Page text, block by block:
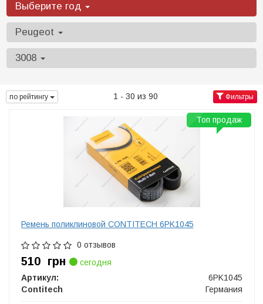
Выберите год
Peugeot
3008
по рейтингу 1 - 30 из 90 Фильтры
Ремень поликлиновой CONTITECH 6PK1045
0 отзывов
510 грн
сегодня
Артикул:
6PK1045
Contitech
Германия
Топ продаж